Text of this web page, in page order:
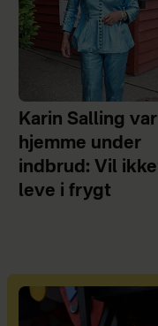
Karin Salling var
hjemme under
indbrud: Vil ikke
leve i frygt